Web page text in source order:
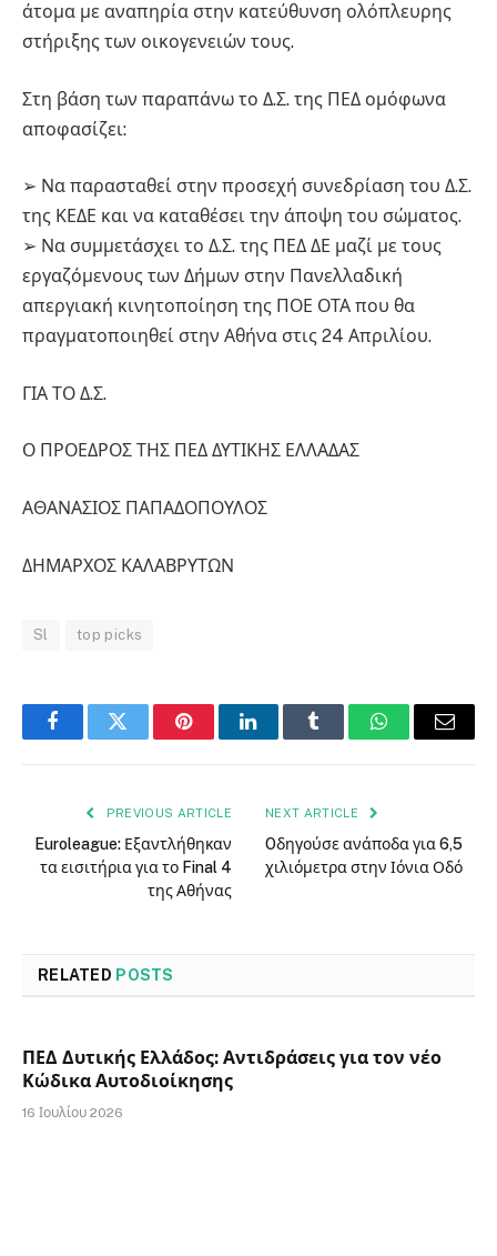
άτομα με αναπηρία στην κατεύθυνση ολόπλευρης
στήριξης των οικογενειών τους.
Στη βάση των παραπάνω το Δ.Σ. της ΠΕΔ ομόφωνα
αποφασίζει:
➢ Να παρασταθεί στην προσεχή συνεδρίαση του Δ.Σ.
της ΚΕΔΕ και να καταθέσει την άποψη του σώματος.
➢ Να συμμετάσχει το Δ.Σ. της ΠΕΔ ΔΕ μαζί με τους
εργαζόμενους των Δήμων στην Πανελλαδική
απεργιακή κινητοποίηση της ΠΟΕ ΟΤΑ που θα
πραγματοποιηθεί στην Αθήνα στις 24 Απριλίου.
ΓΙΑ ΤΟ Δ.Σ.
Ο ΠΡΟΕΔΡΟΣ ΤΗΣ ΠΕΔ ΔΥΤΙΚΗΣ ΕΛΛΑΔΑΣ
ΑΘΑΝΑΣΙΟΣ ΠΑΠΑΔΟΠΟΥΛΟΣ
ΔΗΜΑΡΧΟΣ ΚΑΛΑΒΡΥΤΩΝ
Sl top picks
FacebookTwitter PinterestLinkedInTumblr WhatsAppEmail
PREVIOUS ARTICLE
Euroleague: Εξαντλήθηκαν
τα εισιτήρια για το Final 4
της Αθήνας
NEXT ARTICLE
Oδηγούσε ανάποδα για 6,5
χιλιόμετρα στην Ιόνια Οδό
RELATED POSTS
ΠΕΔ Δυτικής Ελλάδος: Αντιδράσεις για τον νέο
Κώδικα Αυτοδιοίκησης
16 Ιουλίου 2026